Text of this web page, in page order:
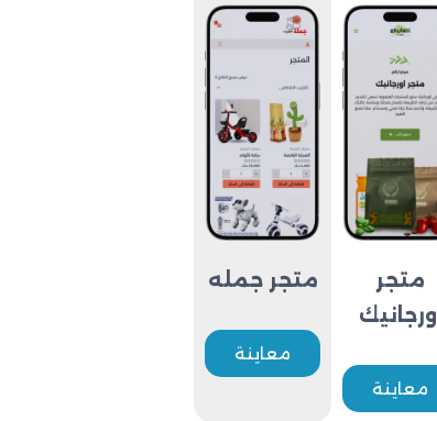
متجر
اورجانيك
معاينة
متجر جمله
معاينة